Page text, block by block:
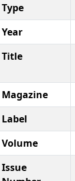
Type
Year
Title
Magazine
Label
Volume
Issue